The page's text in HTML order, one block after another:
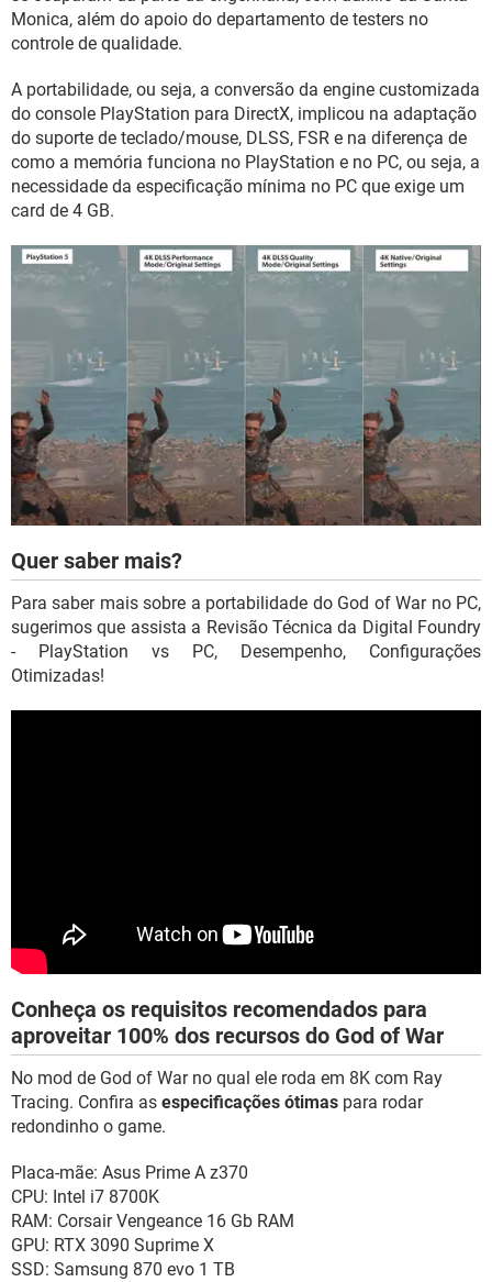
Monica, além do apoio do departamento de testers no
controle de qualidade.
A portabilidade, ou seja, a conversão da engine customizada
do console PlayStation para DirectX, implicou na adaptação
do suporte de teclado/mouse, DLSS, FSR e na diferença de
como a memória funciona no PlayStation e no PC, ou seja, a
necessidade da especificação mínima no PC que exige um
card de 4 GB.
Quer saber mais?
Para saber mais sobre a portabilidade do God of War no PC,
sugerimos que assista a Revisão Técnica da Digital Foundry
- PlayStation vs PC, Desempenho, Configurações
Otimizadas!
Conheça os requisitos recomendados para
aproveitar 100% dos recursos do God of War
No mod de God of War no qual ele roda em 8K com Ray
Tracing. Confira as especificações ótimas para rodar
redondinho o game.
Placa-mãe: Asus Prime A z370
CPU: Intel i7 8700K
RAM: Corsair Vengeance 16 Gb RAM
GPU: RTX 3090 Suprime X
SSD: Samsung 870 evo 1 TB